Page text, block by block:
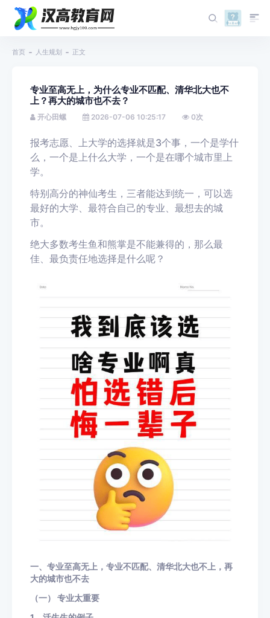
首页 人生规划 正文
专业至高无上，为什么专业不匹配、清华北大也不
上？再大的城市也不去？
开心田螺 2026-07-06 10:25:17 0次
报考志愿、上大学的选择就是3个事，一个是学什
么，一个是上什么大学，一个是在哪个城市里上
学。
特别高分的神仙考生，三者能达到统一，可以选
最好的大学、最符合自己的专业、最想去的城
市。
绝大多数考生鱼和熊掌是不能兼得的，那么最
佳、最负责任地选择是什么呢？
一、专业至高无上，专业不匹配、清华北大也不上，再
大的城市也不去
（一） 专业太重要